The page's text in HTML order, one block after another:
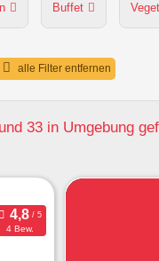
Buffet
im Freien
alle Filter entfernen
und 33 in Umgebung
4 Bew.